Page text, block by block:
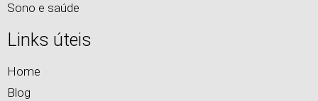
Sono e saúde
Links úteis
Home
Blog